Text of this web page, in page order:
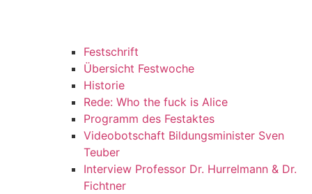
Festschrift
Übersicht Festwoche
Historie
Rede: Who the fuck is Alice
Programm des Festaktes
Videobotschaft Bildungsminister Sven
Teuber
Interview Professor Dr. Hurrelmann & Dr.
Fichtner